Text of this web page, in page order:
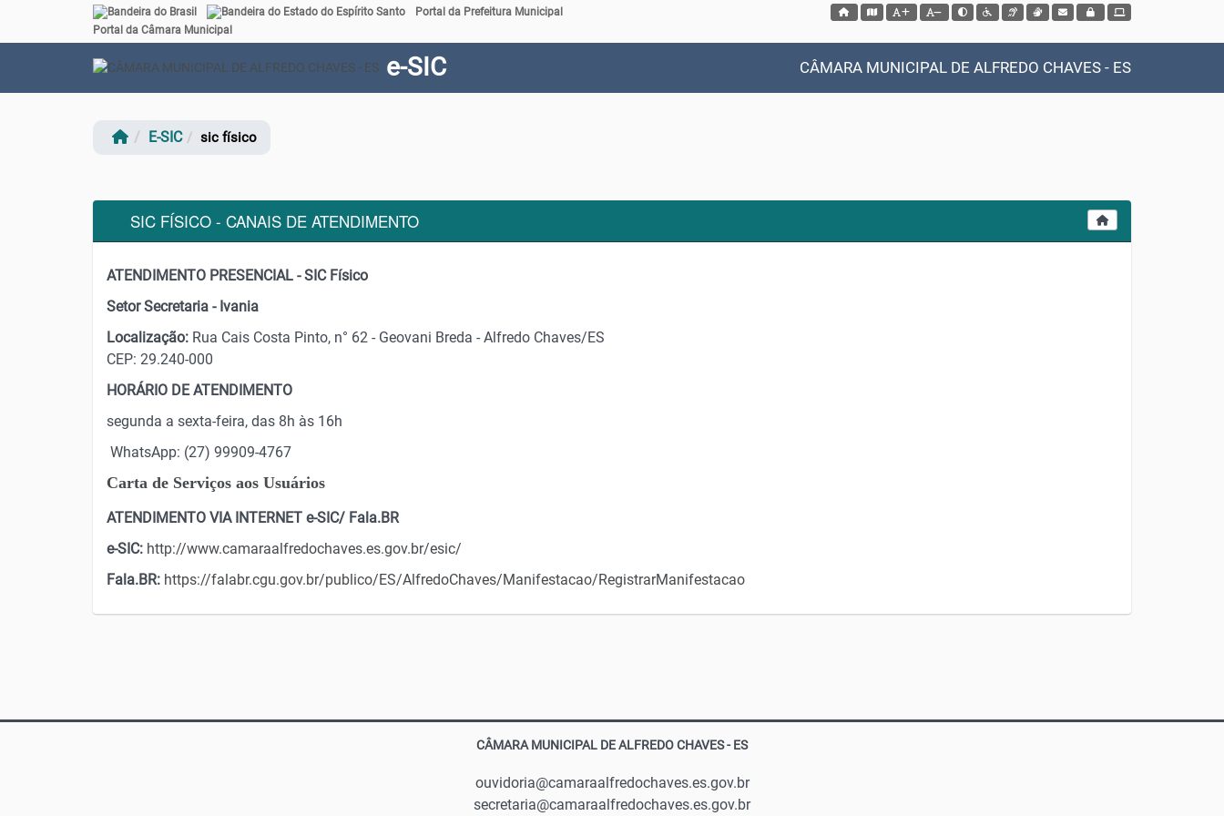
Link externo para Portal Brasil Link externo para Portal do Governo do Estado do Espírito Santo
Portal da Prefeitura Municipal
Portal da Câmara Municipal
Acessar página inicial do site
Acessar o mapa do site
Ação para aumentar tamanho da fonte do site
Ação para diminuir tamanho da fonte do site
Ação para aplicar auto contraste no site
Acessar página sobre acessibilidade do site
Acessar página sobre NVDA - Leitor de Tela
Acessar página sobre VLibras - Tradutor de
Acessar Webmail
Acessar Intranet
e-SIC CÂMARA MUNICIPAL DE ALFREDO CHAVES - ES
E-SIC sic físico
SIC FÍSICO - CANAIS DE ATENDIMENTO
ATENDIMENTO PRESENCIAL - SIC Físico
Setor Secretaria - Ivania
Localização: Rua Cais Costa Pinto, n° 62 - Geovani Breda - Alfredo Chaves/ES
CEP: 29.240-000
HORÁRIO DE ATENDIMENTO
segunda a sexta-feira, das 8h às 16h
WhatsApp: (27) 99909-4767
Carta de Serviços aos Usuários
ATENDIMENTO VIA INTERNET e-SIC/ Fala.BR
e-SIC: http://www.camaraalfredochaves.es.gov.br/esic/
Fala.BR: https://falabr.cgu.gov.br/publico/ES/AlfredoChaves/Manifestacao/RegistrarManifestacao
CÂMARA MUNICIPAL DE ALFREDO CHAVES - ES
ouvidoria@camaraalfredochaves.es.gov.br
secretaria@camaraalfredochaves.es.gov.br